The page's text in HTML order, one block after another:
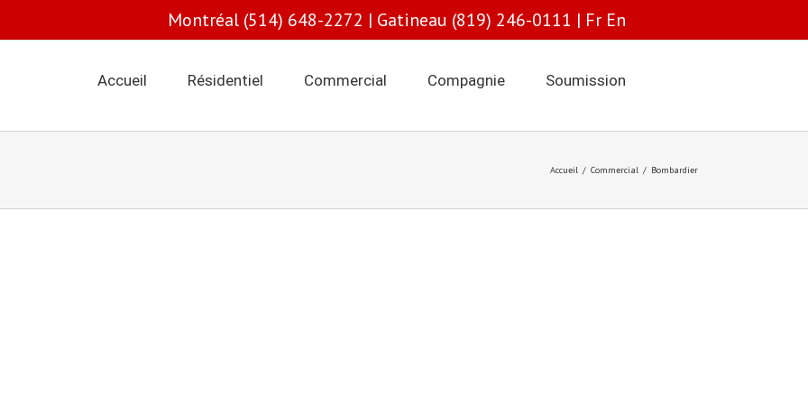
Montréal (514) 648-2272 | Gatineau (819) 246-0111 | Fr En
Accueil Résidentiel Commercial Compagnie Soumission
Accueil / Commercial / Bombardier